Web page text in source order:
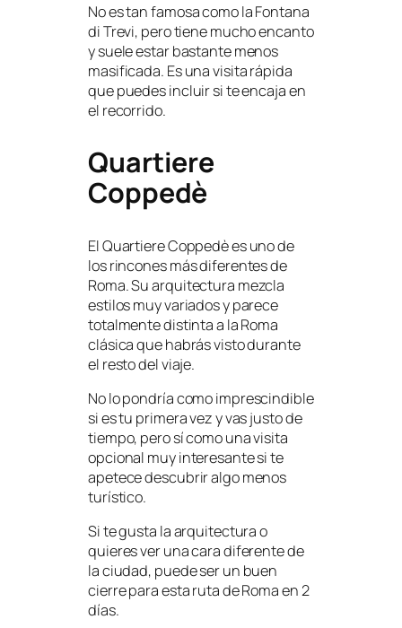
No es tan famosa como la Fontana
di Trevi, pero tiene mucho encanto
y suele estar bastante menos
masificada. Es una visita rápida
que puedes incluir si te encaja en
el recorrido.
Quartiere
Coppedè
El Quartiere Coppedè es uno de
los rincones más diferentes de
Roma. Su arquitectura mezcla
estilos muy variados y parece
totalmente distinta a la Roma
clásica que habrás visto durante
el resto del viaje.
No lo pondría como imprescindible
si es tu primera vez y vas justo de
tiempo, pero sí como una visita
opcional muy interesante si te
apetece descubrir algo menos
turístico.
Si te gusta la arquitectura o
quieres ver una cara diferente de
la ciudad, puede ser un buen
cierre para esta ruta de Roma en 2
días.